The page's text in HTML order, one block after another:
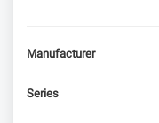
Manufacturer
Series